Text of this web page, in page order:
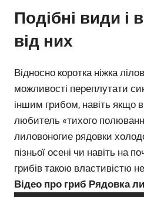
Подібні види і
від них
Відносно коротка ніжка
можливості переплутати
іншим грибом, навіть якщо
любитель «тихого
лиловоногие рядовки
пізньої осені чи навіть на
грибів такою властивістю
Відео про гриб Рядовка